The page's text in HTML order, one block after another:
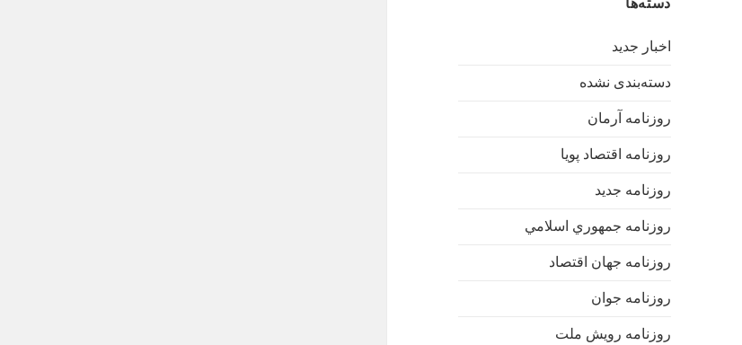
دسته‌ها
اخبار جدید
دسته‌بندی نشده
روزنامه آرمان
روزنامه اقتصاد پویا
روزنامه جدید
روزنامه جمهوري اسلامي
روزنامه جهان اقتصاد
روزنامه جوان
روزنامه رویش ملت